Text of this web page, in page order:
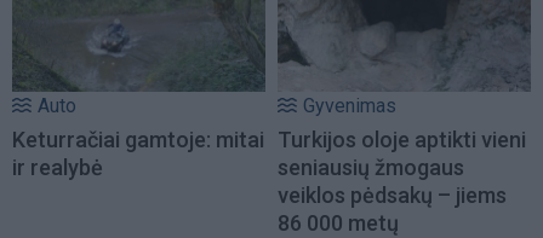
Auto
Keturračiai gamtoje: mitai
ir realybė
Gyvenimas
Turkijos oloje aptikti vieni
seniausių žmogaus
veiklos pėdsakų – jiems
86 000 metų